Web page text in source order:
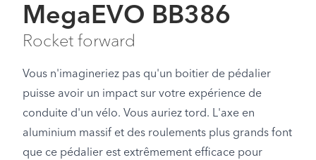
MegaEVO BB386
Rocket forward
Vous n'imagineriez pas qu'un boitier de pédalier
puisse avoir un impact sur votre expérience de
conduite d'un vélo. Vous auriez tord. L'axe en
aluminium massif et des roulements plus grands font
que ce pédalier est extrêmement efficace pour